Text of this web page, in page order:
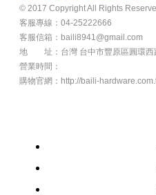
© 2017 Copyright All Rights
客服專線：04-25222666
客服信箱：baili8941@gmail.com
地 址：台灣 台中市豐原區圓環西
營業時間：
購物官網：http://baili-